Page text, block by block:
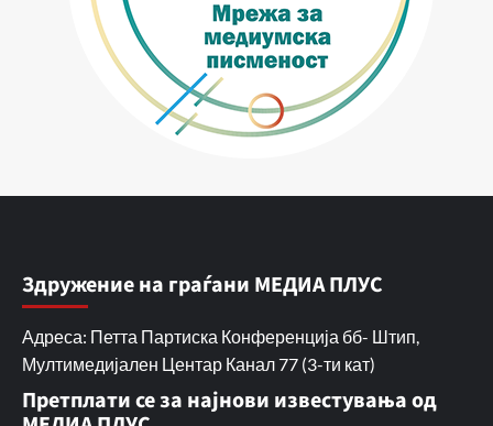
Здружение на граѓани МЕДИА ПЛУС
Адреса: Петта Партиска Конференција бб- Штип,
Мултимедијален Центар Канал 77 (3-ти кат)
Претплати се за најнови известувања од